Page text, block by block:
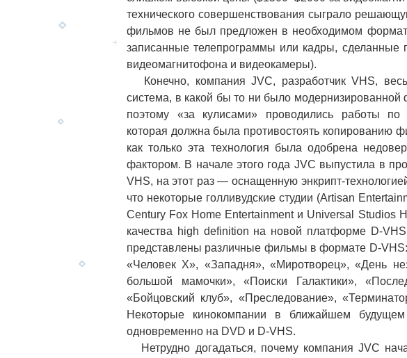
технического совершенствования сыграло
фильмов не был предложен в необходимом
записанные телепрограммы или кадры, сделанные
видеомагнитофона и видеокамеры).
Конечно, компания JVC, разработчик VHS,
система, в какой бы то ни было
поэтому «за кулисами» проводились работы по
которая должна была противостоять копированию
как только эта технология была одобрена
фактором. В начале этого года JVC выпустила в
VHS, на этот раз — оснащенную энкрипт-
что некоторые голливудские студии (Artisan
Century Fox Home Entertainment и Universal Studios
качества high definition на новой платформе D-
представлены различные фильмы в формате D-
«Человек Х», «Западня», «Миротворец», «День
большой мамочки», «Поиски Галактики»,
«Бойцовский клуб», «Преследование»,
Некоторые кинокомпании в ближайшем
одновременно на DVD и D-VHS.
Нетрудно догадаться, почему компания JVC